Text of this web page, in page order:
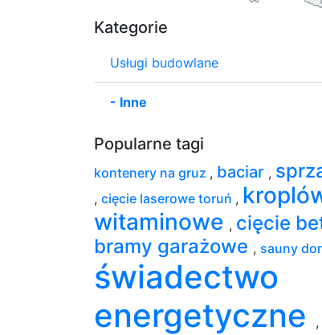
Kategorie
Usługi budowlane
- Inne
Popularne tagi
kontenery na gruz , baciar ,
, cięcie laserowe toruń ,
witaminowe , cięcie
bramy garażowe , sauny
świadectwo
energetyczne
,